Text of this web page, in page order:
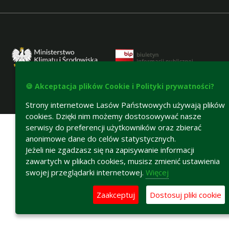
Deklaracja dostępności
🍪 Akceptacja plików Cookie i Polityki prywatności?
Strony internetowe Lasów Państwowych używają plików
cookies. Dzięki nim możemy dostosowywać nasze
serwisy do preferencji użytkowników oraz zbierać
anonimowe dane do celów statystycznych.
Jeżeli nie zgadzasz się na zapisywanie informacji
zawartych w plikach cookies, musisz zmienić ustawienia
swojej przeglądarki internetowej. Więcej
Zaakceptuj Dostosuj pliki cookie